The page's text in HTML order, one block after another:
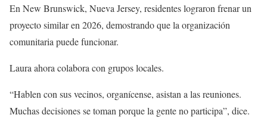
En New Brunswick, Nueva Jersey, residentes lograron frenar un
proyecto similar en 2026, demostrando que la organización
comunitaria puede funcionar.
Laura ahora colabora con grupos locales.
“Hablen con sus vecinos, organícense, asistan a las reuniones.
Muchas decisiones se toman porque la gente no participa”, dice.